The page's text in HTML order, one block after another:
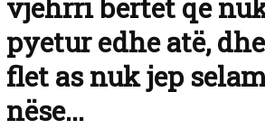
vjehrri bërtet që
pyetur edhe atë,
flet as nuk jep
nëse...